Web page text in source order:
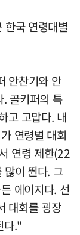
국 연령대별
안찬기와 안
. 골키퍼의 특
고 고맙다. 내
연령별 대회
연령 제한(22
많이 뛴다. 그
에이지다. 선
대회를 굉장
다."